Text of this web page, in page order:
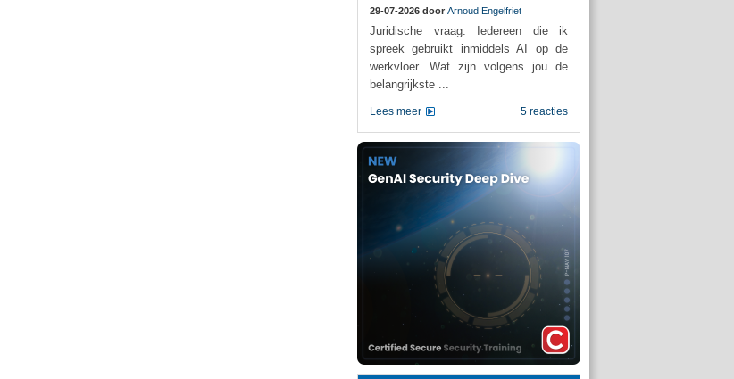
29-07-2026 door Arnoud Engelfriet
Juridische vraag: Iedereen die ik
spreek gebruikt inmiddels AI op de
werkvloer. Wat zijn volgens jou de
belangrijkste ...
5 reacties
Lees meer